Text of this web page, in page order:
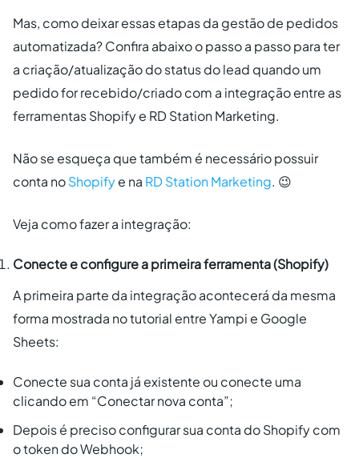
Mas, como deixar essas etapas da gestão de pedidos
automatizada? Confira abaixo o passo a passo para ter
a criação/atualização do status do lead quando um
pedido for recebido/criado com a integração entre as
ferramentas Shopify e RD Station Marketing.
Não se esqueça que também é necessário possuir
conta noShopifye na RD Station Marketing. 😉
Veja como fazer a integração:
Conecte e configure a primeira ferramenta (Shopify)
A primeira parte da integração acontecerá da mesma
forma mostrada no tutorial entre Yampi e Google
Sheets:
Conecte sua conta já existente ou conecte uma
clicando em “Conectar nova conta”;
Depois é preciso configurar sua conta do Shopify com
o token do Webhook;